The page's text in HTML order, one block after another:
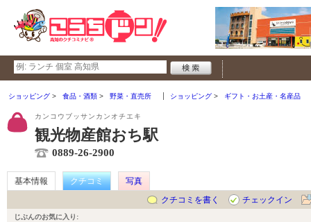
ショッピング 食品・酒類 野菜・直売所 ショッピング ギフト・お土産・名産品
カンコウブッサンカンオチエキ
観光物産館おち駅
0889-26-2900
基本情報 クチコミ
写真
クチコミを書く
チェックイン
じぶんのお気に入り: